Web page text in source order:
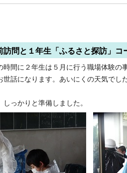
訪問と１年生「ふるさと探訪」コ
間に２年生は５月に行う職場体験の
世話になります。あいにくの天気でし
っかりと準備しました。